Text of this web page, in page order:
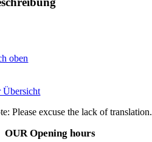
oben
Übersicht
Please excuse the lack of translation.
OUR Opening hours